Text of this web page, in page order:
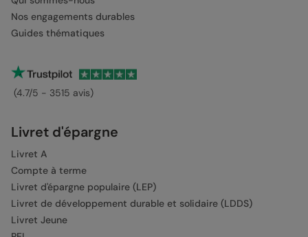
Nos engagements durables
Guides thématiques
(4.7/5 - 3515 avis)
Livret d'épargne
Livret A
Compte à terme
Livret d'épargne populaire (LEP)
Livret de développement durable et solidaire (LDDS)
Livret Jeune